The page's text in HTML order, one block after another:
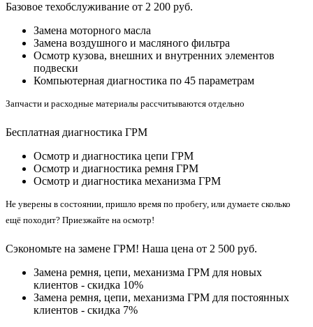
Базовое техобслуживание от 2 200 руб.
Замена моторного масла
Замена воздушного и масляного фильтра
Осмотр кузова, внешних и внутренних элементов
подвески
Компьютерная диагностика по 45 параметрам
Запчасти и расходные материалы рассчитываются отдельно
Бесплатная диагностика ГРМ
Осмотр и диагностика цепи ГРМ
Осмотр и диагностика ремня ГРМ
Осмотр и диагностика механизма ГРМ
Не уверены в состоянии, пришло время по пробегу, или думаете сколько
ещё походит? Приезжайте на осмотр!
Сэкономьте на замене ГРМ! Наша цена от 2 500 руб.
Замена ремня, цепи, механизма ГРМ для новых
клиентов - скидка 10%
Замена ремня, цепи, механизма ГРМ для постоянных
клиентов - скидка 7%